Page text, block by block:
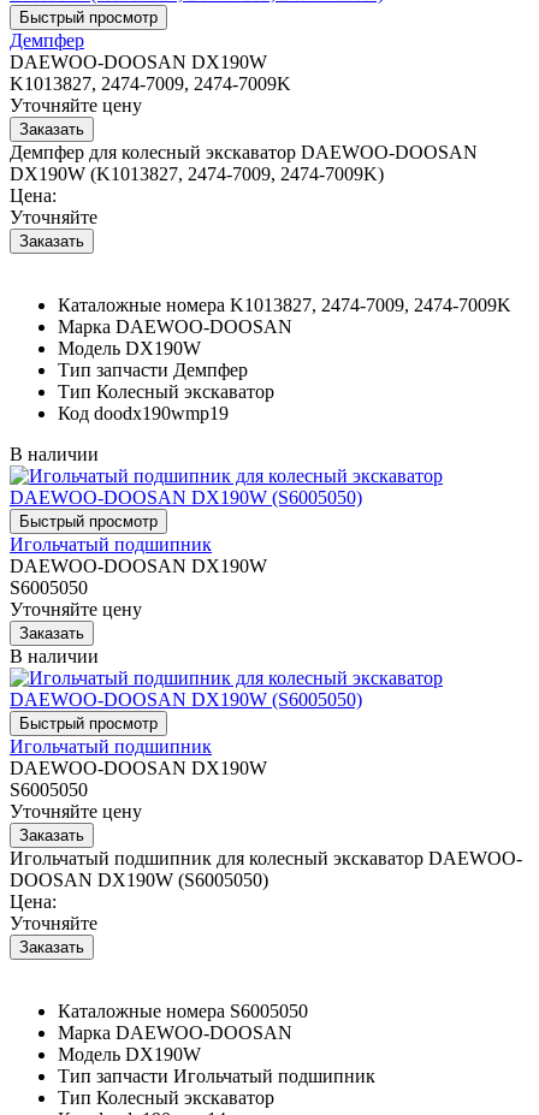
Демпфер
DAEWOO-DOOSAN DX190W
K1013827, 2474-7009, 2474-7009K
Уточняйте цену
Демпфер для колесный экскаватор DAEWOO-DOOSAN
DX190W (K1013827, 2474-7009, 2474-7009K)
Цена:
Уточняйте
Каталожные номера K1013827, 2474-7009, 2474-7009K
Марка DAEWOO-DOOSAN
Модель DX190W
Тип запчасти Демпфер
Тип Колесный экскаватор
Код doodx190wmp19
В наличии
Игольчатый подшипник
DAEWOO-DOOSAN DX190W
S6005050
Уточняйте цену
В наличии
Игольчатый подшипник
DAEWOO-DOOSAN DX190W
S6005050
Уточняйте цену
Игольчатый подшипник для колесный экскаватор DAEWOO-
DOOSAN DX190W (S6005050)
Цена:
Уточняйте
Каталожные номера S6005050
Марка DAEWOO-DOOSAN
Модель DX190W
Тип запчасти Игольчатый подшипник
Тип Колесный экскаватор